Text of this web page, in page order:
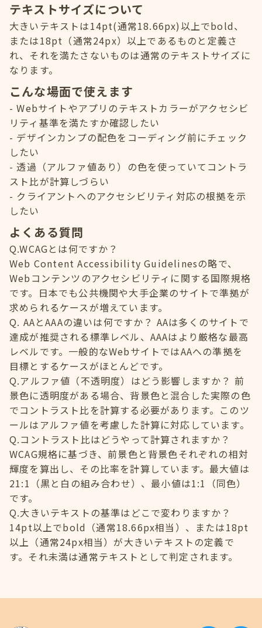
テキストサイズについて
大きいテキストは14pt(通常18.66px)以上でbold、
または18pt（通常24px）以上であるものと定義さ
れ、それを満たさないものは通常のテキストサイズに
なります。
こんな場面で使えます
Webサイトやアプリのテキストカラーがアクセシビ
リティ基準を満たすか確認したい
デザインカンプの配色をコーディング前にチェック
したい
透過（アルファ値あり）の色を使っていてコントラ
スト比が計算しづらい
クライアントへのアクセシビリティ対応の根拠を示
したい
よくある質問
Q.WCAGとは何ですか？
Web Content Accessibility Guidelinesの略で、
Webコンテンツのアクセシビリティに関する国際規格
です。日本でも公共機関や大手企業のサイトで準拠が
求められるケースが増えています。
Q. AAとAAAの違いは何ですか？ AAは多くのサイトで
達成が推奨される標準レベル、AAAはより厳格な最高
レベルです。一般的なWebサイトではAAへの準拠を
目標とするケースがほとんどです。
Q.アルファ値（不透明度）はどう影響しますか？ 前
景色に透明度がある場合、背景色と混合した実際の色
でコントラスト比を計算する必要があります。このツ
ールはアルファ値を考慮した計算に対応しています。
Q.コントラスト比はどうやって計算されますか？
WCAG規格に基づき、前景色と背景色それぞれの相対
輝度を算出し、その比率を計算しています。最大値は
21:1（黒と白の組み合わせ）、最小値は1:1（同色）
です。
Q.大きいテキストの基準はどこで変わりますか？
14pt以上でbold（通常18.66px相当）、または18pt
以上（通常24px相当）が大きいテキストの定義で
す。それ未満は通常テキストとして判定されます。